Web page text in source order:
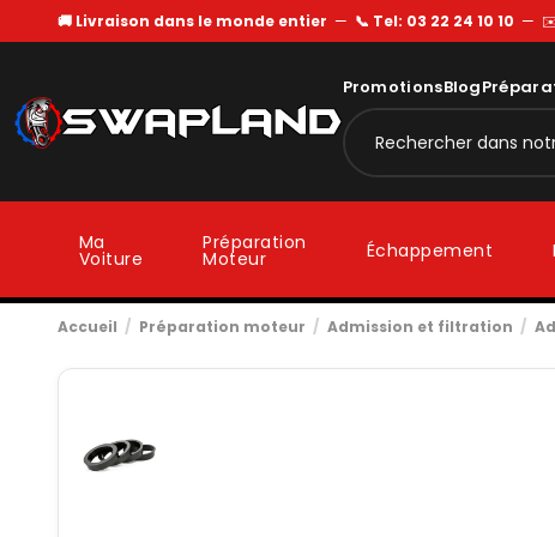
🚚 Livraison dans le monde entier — 📞 Tel: 03 22 24 10 10 —
PromotionsBlog
Ma
Voiture
Préparation
Moteur Échappement
Accueil Préparation moteur Admission et filtration